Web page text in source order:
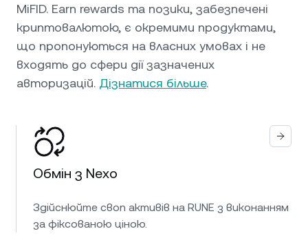
MiFID. Earn rewards та позики, забезпечені
криптовалютою, є окремими продуктами,
що пропонуються на власних умовах і не
входять до сфери дії зазначених
авторизацій. Дізнатися більше.
Обмін з Nexo
Здійснюйте своп активів на RUNE з виконанням
за фіксованою ціною.